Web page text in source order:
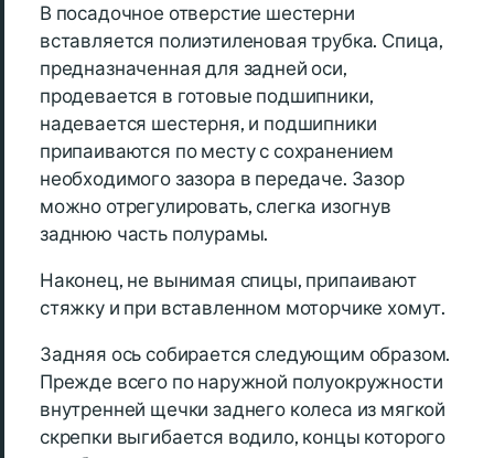
В посадочное отверстие шестерни
вставляется полиэтиленовая трубка. Спица,
предназначенная для задней оси,
продевается в готовые подшипники,
надевается шестерня, и подшипники
припаиваются по месту с сохранением
необходимого зазора в передаче. Зазор
можно отрегулировать, слегка изогнув
заднюю часть полурамы.
Наконец, не вынимая спицы, припаивают
стяжку и при вставленном моторчике хомут.
Задняя ось собирается следующим образом.
Прежде всего по наружной полуокружности
внутренней щечки заднего колеса из мягкой
скрепки выгибается водило, концы которого